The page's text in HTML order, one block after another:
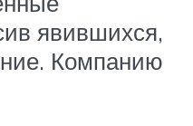
явившихся,
Компанию